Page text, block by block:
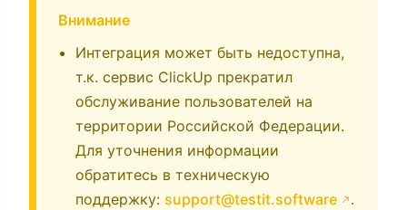
Внимание
Интеграция может быть недоступна,
т.к. сервис ClickUp прекратил
обслуживание пользователей на
территории Российской Федерации.
Для уточнения информации
обратитесь в техническую
поддержку: support@testit.software
.